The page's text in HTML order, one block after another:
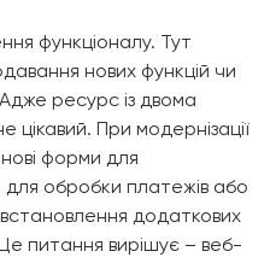
функціоналу. Тут
нових функцій чи
ресурс із двома
цікавий. При модернізації
форми для
для обробки платежів або
додаткових
питання вирішує – веб-